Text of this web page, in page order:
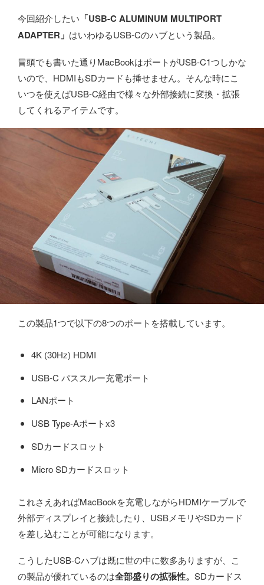
今回紹介したい 「USB-C ALUMINUM MULTIPORT
ADAPTER」 はいわゆるUSB-Cのハブという製品。
冒頭でも書いた通りMacBookはポートがUSB-C1つしかな
いので、HDMIもSDカードも挿せません。そんな時にこ
いつを使えばUSB-C経由で様々な外部接続に変換・拡張
してくれるアイテムです。
この製品1つで以下の8つのポートを搭載しています。
4K (30Hz) HDMI
USB-C パススルー充電ポート
LANポート
USB Type-Aポートx3
SDカードスロット
Micro SDカードスロット
これさえあればMacBookを充電しながらHDMIケーブルで
外部ディスプレイと接続したり、USBメモリやSDカード
を差し込むことが可能になります。
こうしたUSB-Cハブは既に世の中に数多ありますが、こ
の製品が優れているのは全部盛りの拡張性。 SDカードス